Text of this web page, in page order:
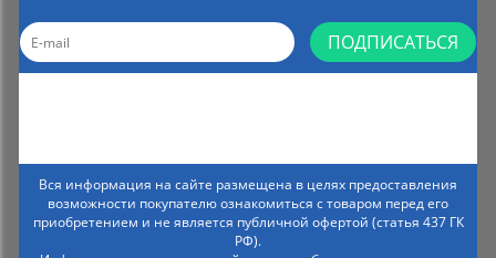
ПОДПИСАТЬСЯ
Вся информация на сайте размещена в целях предоставления
возможности покупателю ознакомиться с товаром перед его
приобретением и не является публичной офертой (статья 437 ГК
РФ).